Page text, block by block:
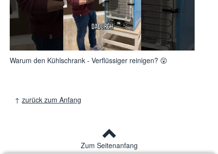
Warum den Kühlschrank - Verflüssiger reinigen? 😮
↑ zurück zum Anfang
Zum Seitenanfang